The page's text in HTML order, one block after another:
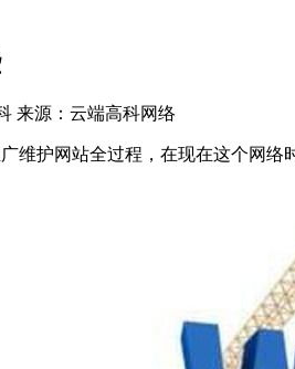
来源：云端高科网络
维护网站全过程，在现在这个网